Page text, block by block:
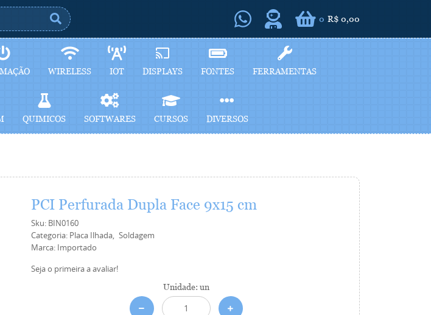
0 R$ 0,00
WIRELESS IOT DISPLAYS FONTES FERRAMENTAS
QUIMICOS SOFTWARES CURSOS DIVERSOS
PCI Perfurada Dupla Face 9x15 cm
Sku: BIN0160
Categoria: Placa Ilhada Soldagem
Marca: Importado
Seja o primeira a avaliar!
Unidade: un